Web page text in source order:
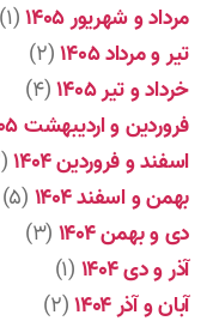
مرداد و شهریور ۱۴۰۵
(۱)
تیر و مرداد ۱۴۰۵
(۲)
خرداد و تیر ۱۴۰۵
(۴)
فروردین و اردیبهشت ۱۴۰۵
اسفند و فروردین ۱۴۰۴
(۶۲)
بهمن و اسفند ۱۴۰۴
(۵)
دی و بهمن ۱۴۰۴
(۳)
آذر و دی ۱۴۰۴
(۱)
آبان و آذر ۱۴۰۴
(۲)